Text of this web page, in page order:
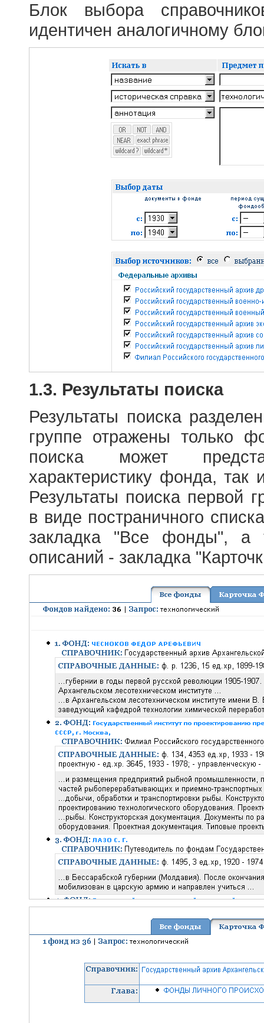
Блок выбора
идентичен аналогичному
1.3. Результаты поиска
Результаты поиска
группе отражены только
поиска может
характеристику фонда,
Результаты поиска первой
в виде постраничного
закладка "Все фонды", а
описаний - закладка